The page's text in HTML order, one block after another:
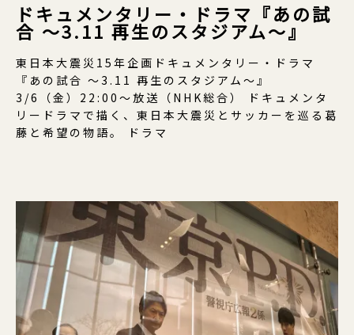
ドキュメンタリー・ドラマ『あの試
合 〜3.11 再生のスタジアム〜』
東日本大震災15年企画ドキュメンタリー・ドラマ
『あの試合 〜3.11 再生のスタジアム〜』
3/6（金）22:00〜放送（NHK総合） ドキュメンタ
リードラマで描く、東日本大震災とサッカーを巡る葛
藤と希望の物語。 ドラマ